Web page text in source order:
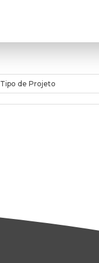
Tipo de Projeto